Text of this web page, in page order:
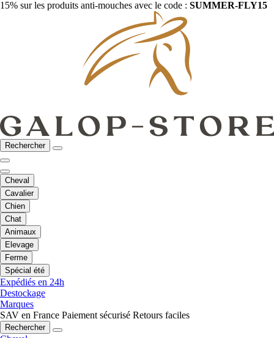
15% sur les produits anti-mouches avec le code : SUMMER-FLY15
Rechercher
Cheval
Cavalier
Chien
Chat
Animaux
Elevage
Ferme
Spécial été
Expédiés en 24h
Destockage
Marques
SAV en France Paiement sécurisé Retours faciles
Rechercher